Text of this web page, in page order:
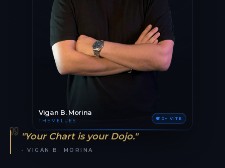
Vigan B. Morina
THEMELUES 10+ VITE
"Your Chart is your Dojo."
- VIGAN B. MORINA